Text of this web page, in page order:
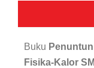
SMA/MA
Buku
Fisika-Kalor